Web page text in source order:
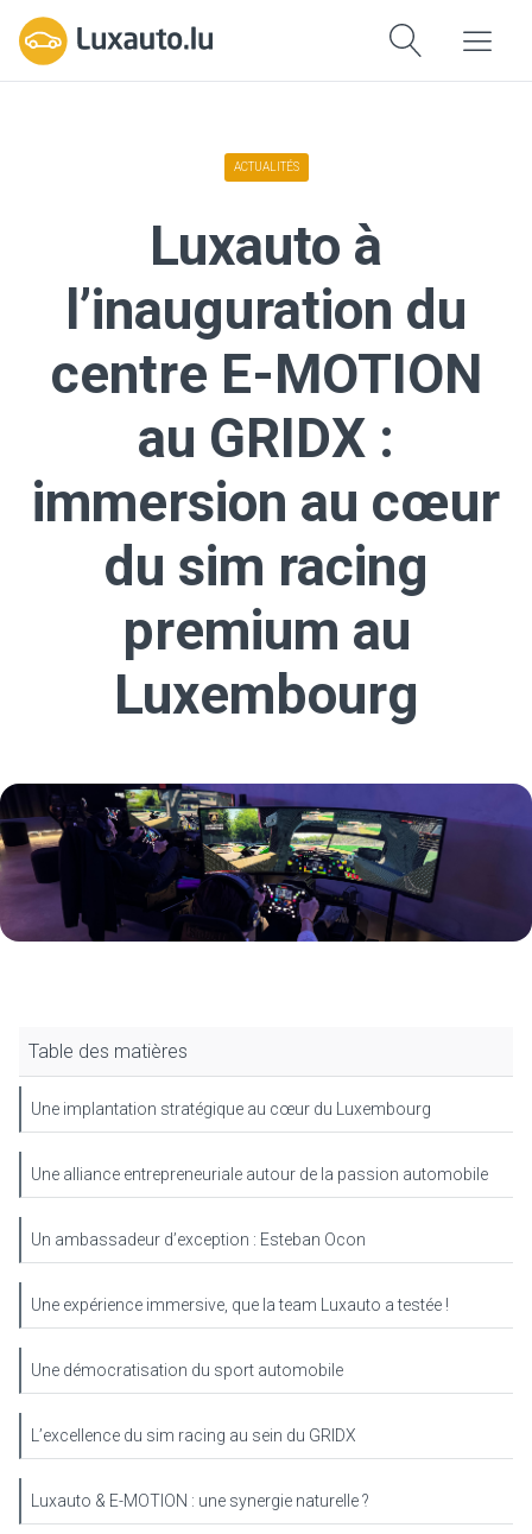
ACTUALITÉS
Luxauto à
l’inauguration du
centre E-MOTION
au GRIDX :
immersion au cœur
du sim racing
premium au
Luxembourg
Table des matières
Une implantation stratégique au cœur du Luxembourg
Une alliance entrepreneuriale autour de la passion automobile
Un ambassadeur d’exception : Esteban Ocon
Une expérience immersive, que la team Luxauto a testée !
Une démocratisation du sport automobile
L’excellence du sim racing au sein du GRIDX
Luxauto & E-MOTION : une synergie naturelle ?